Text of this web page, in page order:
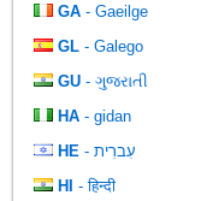
GA - Gaeilge
GL - Galego
GU - ગુજરાતી
HA - gidan
HE
- עִברִית
HI
- हिन्दी